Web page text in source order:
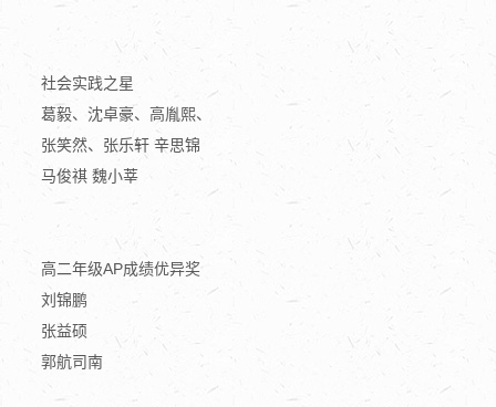
社会实践之星
葛毅、沈卓豪、高胤熙、
张笑然、张乐轩 辛思锦
马俊祺 魏小莘
高二年级AP成绩优异奖
刘锦鹏
张益硕
郭航司南